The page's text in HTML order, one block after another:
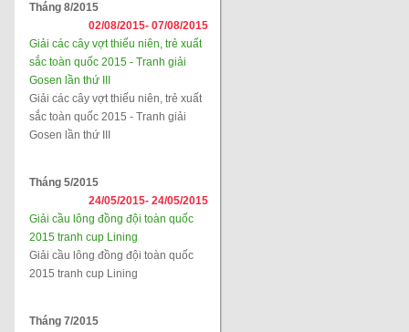
Tháng 8/2015
02/08/2015- 07/08/2015
Giải các cây vợt thiếu niên, trẻ xuất
sắc toàn quốc 2015 - Tranh giải
Gosen lần thứ III
Giải các cây vợt thiếu niên, trẻ xuất
sắc toàn quốc 2015 - Tranh giải
Gosen lần thứ III
Tháng 5/2015
24/05/2015- 24/05/2015
Giải cầu lông đồng đội toàn quốc
2015 tranh cup Lining
Giải cầu lông đồng đội toàn quốc
2015 tranh cup Lining
Tháng 7/2015